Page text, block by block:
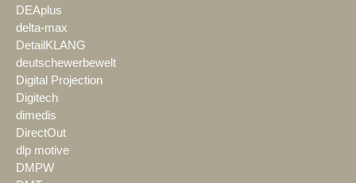
DEAplus
delta-max
DetailKLANG
deutschewerbewelt
Digital Projection
Digitech
dimedis
DirectOut
dlp motive
DMPW